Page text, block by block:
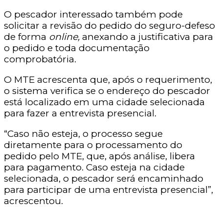
O pescador interessado também pode
solicitar a revisão do pedido do seguro-defeso
de forma online, anexando a justificativa para
o pedido e toda documentação
comprobatória.
O MTE acrescenta que, após o requerimento,
o sistema verifica se o endereço do pescador
está localizado em uma cidade selecionada
para fazer a entrevista presencial.
“Caso não esteja, o processo segue
diretamente para o processamento do
pedido pelo MTE, que, após análise, libera
para pagamento. Caso esteja na cidade
selecionada, o pescador será encaminhado
para participar de uma entrevista presencial”,
acrescentou.